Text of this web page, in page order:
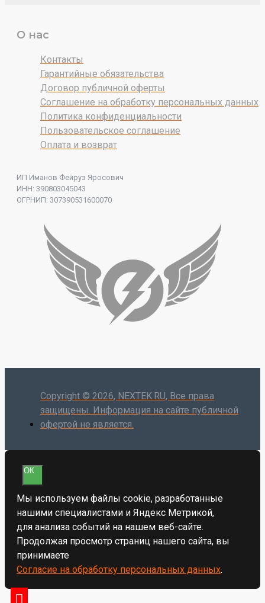
О нас
Контакты
Гарантийные обязательства
Договор публичной оферты
Соглашение на обработку персональных данных
Политика конфиденциальности
Пользовательское соглашение
Оплата и возврат
ИП Иманов Фейруз Яросович
ИНН: 390803045043
ОГРНИП: 307390531600070
Copyright © 2026, NEXTEK.RU, Все права
защищены. Информация на сайте публичной
офертой не является.
ОК
Мы используем файлы cookie, разработанные
нашими специалистами и Яндекс Метрикой,
для анализа событий на нашем веб-сайте.
Продолжая просмотр страниц нашего сайта, вы
принимаете
Согласие на обработку персональных данных.